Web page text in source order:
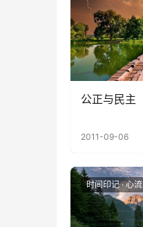
公正与民主
2011-09-06
时间印记 · 心流